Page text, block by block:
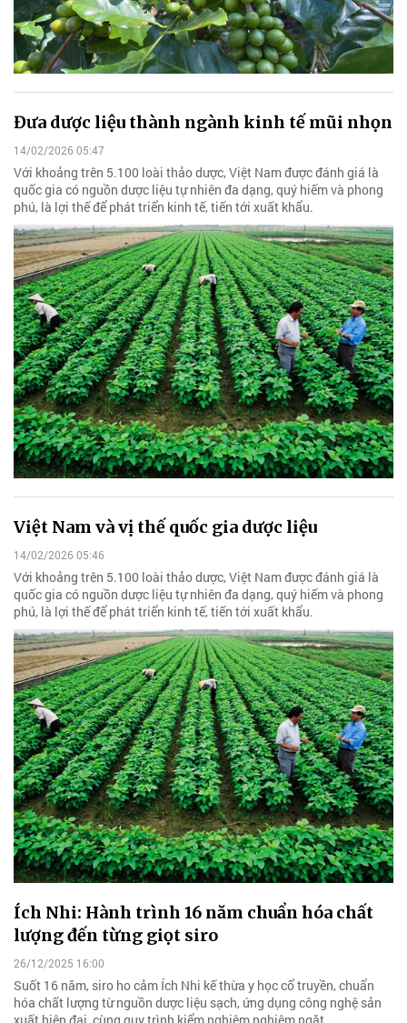
Đưa dược liệu thành ngành kinh tế mũi nhọn
14/02/2026 05:47
Với khoảng trên 5.100 loài thảo dược, Việt Nam được đánh giá là
quốc gia có nguồn dược liệu tự nhiên đa dạng, quý hiếm và phong
phú, là lợi thế để phát triển kinh tế, tiến tới xuất khẩu.
Việt Nam và vị thế quốc gia dược liệu
14/02/2026 05:46
Với khoảng trên 5.100 loài thảo dược, Việt Nam được đánh giá là
quốc gia có nguồn dược liệu tự nhiên đa dạng, quý hiếm và phong
phú, là lợi thế để phát triển kinh tế, tiến tới xuất khẩu.
Ích Nhi: Hành trình 16 năm chuẩn hóa chất
lượng đến từng giọt siro
26/12/2025 16:00
Suốt 16 năm, siro ho cảm Ích Nhi kế thừa y học cổ truyền, chuẩn
hóa chất lượng từ nguồn dược liệu sạch, ứng dụng công nghệ sản